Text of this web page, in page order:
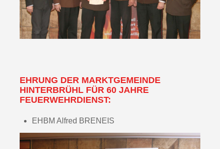
EHRUNG DER MARKTGEMEINDE
HINTERBRÜHL FÜR 60 JAHRE
FEUERWEHRDIENST:
EHBM Alfred BRENEIS